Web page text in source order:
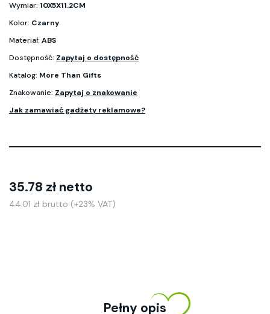
Wymiar: 10X5X11.2CM
Kolor: Czarny
Materiał: ABS
Dostępność: Zapytaj o dostępność
Katalog: More Than Gifts
Znakowanie: Zapytaj o znakowanie
Jak zamawiać gadżety reklamowe?
35.78 zł netto
44.01 zł brutto (+23% VAT)
Pełny opis